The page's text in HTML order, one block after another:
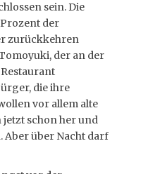
sein. Die
der
zurückkehren
der an der
die ihre
vor allem alte
jetzt schon her und
Aber über Nacht darf